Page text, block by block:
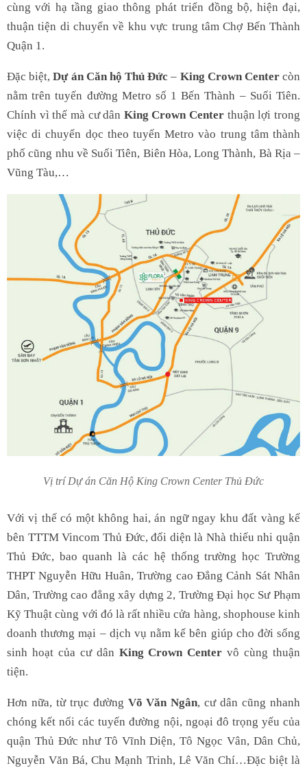
cùng với hạ tầng giao thông phát triển đồng bộ, hiện đại,
thuận tiện di chuyển về khu vực trung tâm Chợ Bến Thành
Quận 1.
Đặc biệt,Dự án Căn hộ Thủ Đức – King Crown Centercòn
nằm trên tuyến đường Metro số 1 Bến Thành – Suối Tiên.
Chính vì thế mà cư dân King Crown Center thuận lợi trong
việc di chuyển dọc theo tuyến Metro vào trung tâm thành
phố cũng nhu về Suối Tiên, Biên Hòa, Long Thành, Bà Rịa –
Vũng Tàu,…
Vị trí Dự án Căn Hộ King Crown Center Thủ Đức
Với vị thế có một không hai, án ngữ ngay khu đất vàng kế
bên TTTM Vincom Thủ Đức, đối diện là Nhà thiếu nhi quận
Thủ Đức, bao quanh là các hệ thống trường học Trường
THPT Nguyễn Hữu Huân, Trường cao Đẳng Cảnh Sát Nhân
Dân, Trường cao đẳng xây dựng 2, Trường Đại học Sư Phạm
Kỹ Thuật cùng với đó là rất nhiều cửa hàng, shophouse kinh
doanh thương mại – dịch vụ nằm kế bên giúp cho đời sống
sinh hoạt của cư dân King Crown Centervô cùng thuận
tiện.
Hơn nữa, từ trục đường Võ Văn Ngân, cư dân cũng nhanh
chóng kết nối các tuyến đường nội, ngoại đô trọng yếu của
quận Thủ Đức như Tô Vĩnh Diện, Tô Ngọc Vân, Dân Chủ,
Nguyễn Văn Bá, Chu Mạnh Trinh, Lê Văn Chí…Đặc biệt là